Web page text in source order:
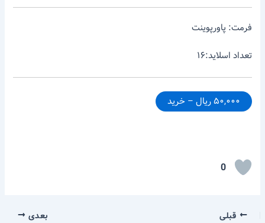
فرمت: پاورپوینت
تعداد اسلاید:۱۶
۵۰,۰۰۰ ریال – خرید
0
قبلی بعدی